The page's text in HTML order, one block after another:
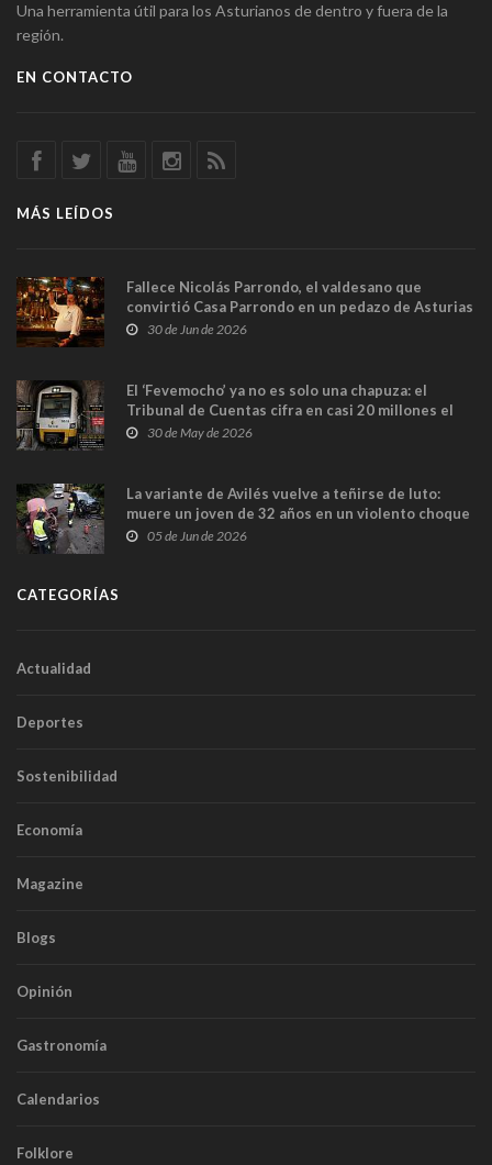
Una herramienta útil para los Asturianos de dentro y fuera de la
región.
EN CONTACTO
MÁS LEÍDOS
Fallece Nicolás Parrondo, el valdesano que
convirtió Casa Parrondo en un pedazo de Asturias
en Madrid
30 de Jun de 2026
El ‘Fevemocho’ ya no es solo una chapuza: el
Tribunal de Cuentas cifra en casi 20 millones el
sobrecoste de los trenes que no cabían por los
30 de May de 2026
La variante de Avilés vuelve a teñirse de luto:
muere un joven de 32 años en un violento choque
frontal
05 de Jun de 2026
CATEGORÍAS
Actualidad
Deportes
Sostenibilidad
Economía
Magazine
Blogs
Opinión
Gastronomía
Calendarios
Folklore